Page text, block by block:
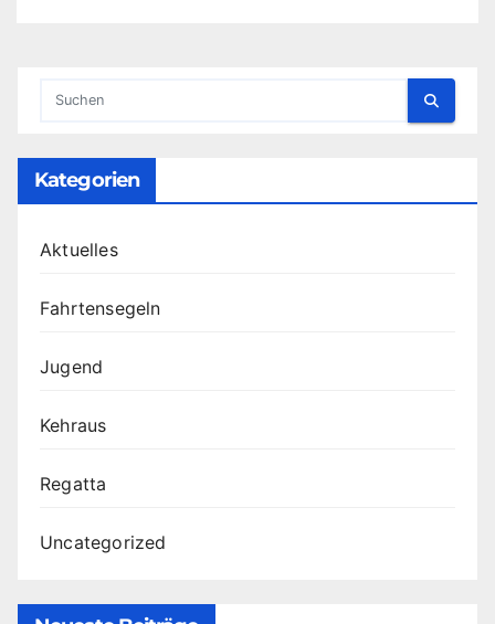
Kategorien
Aktuelles
Fahrtensegeln
Jugend
Kehraus
Regatta
Uncategorized